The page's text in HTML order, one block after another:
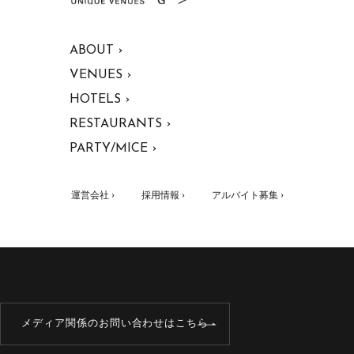
ABOUT ›
VENUES ›
HOTELS ›
RESTAURANTS ›
PARTY/MICE ›
運営会社 › 採用情報 › アルバイト募集 ›
メディア関係のお問い合わせはこちら